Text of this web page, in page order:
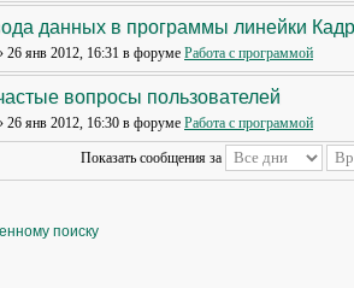
данных в программы линейки
26 янв 2012, 16:31 в форуме Работа с программой
вопросы пользователей
26 янв 2012, 16:30 в форуме Работа с программой
Показать сообщения за
поиску